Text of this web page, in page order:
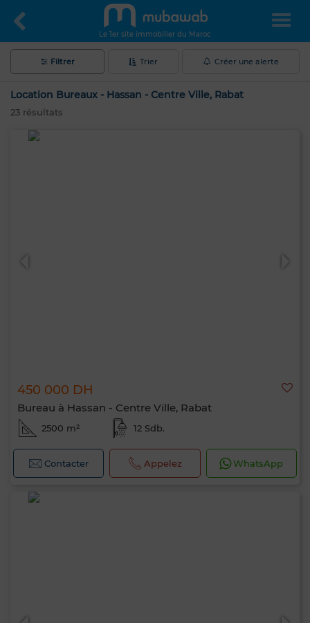
Le 1er site immobilier du Maroc
Filtrer Trier Créer une alerte
Location Bureaux - Hassan - Centre Ville, Rabat
23 résultats
450 000 DH
Bureau à Hassan - Centre Ville, Rabat
2500 m² 12 Sdb.
Contacter Appelez WhatsApp